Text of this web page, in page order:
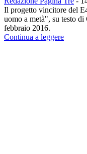
Il progetto vincitore del
uomo a metà", su testo
febbraio 2016.
Continua a leggere